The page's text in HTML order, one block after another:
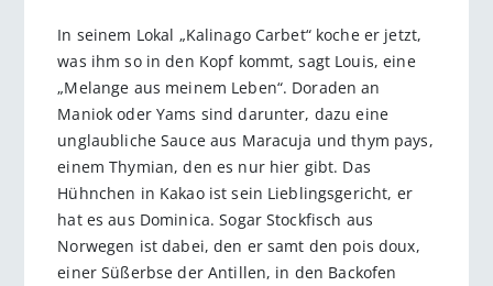
In seinem Lokal „Kalinago Carbet“ koche er jetzt,
was ihm so in den Kopf kommt, sagt Louis, eine
„Melange aus meinem Leben“. Doraden an
Maniok oder Yams sind darunter, dazu eine
unglaubliche Sauce aus Maracuja und thym pays,
einem Thymian, den es nur hier gibt. Das
Hühnchen in Kakao ist sein Lieblingsgericht, er
hat es aus Dominica. Sogar Stockfisch aus
Norwegen ist dabei, den er samt den pois doux,
einer Süßerbse der Antillen, in den Backofen